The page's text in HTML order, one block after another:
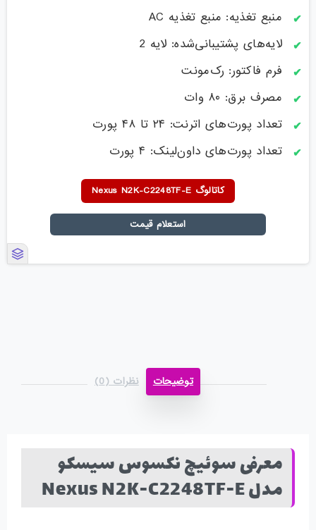
منبع تغذیه: منبع تغذیه AC
لایه‌های پشتیبانی‌شده: لایه 2
فرم فاکتور: رک‌مونت
مصرف برق: ۸۰ وات
تعداد پورت‌های اترنت: ۲۴ تا ۴۸ پورت
تعداد پورت‌های داون‌لینک: ۴ پورت
کاتالوگ Nexus N2K-C2248TF-E
استعلام قیمت
توضیحات نظرات (0)
معرفی سوئیچ نکسوس سیسکو
مدل Nexus N2K-C2248TF-E